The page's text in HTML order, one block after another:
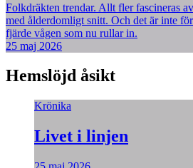
Folkdräkten trendar. Allt fler fascineras
med ålderdomligt snitt. Och det är inte
fjärde vågen som nu rullar in.
25 maj 2026
Hemslöjd åsikt
Krönika
Livet i linjen